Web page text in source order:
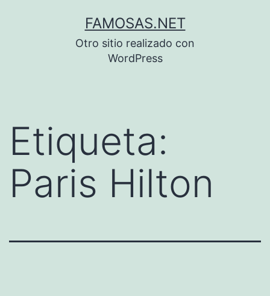
FAMOSAS.NET
Otro sitio realizado con
WordPress
Etiqueta:
Paris Hilton